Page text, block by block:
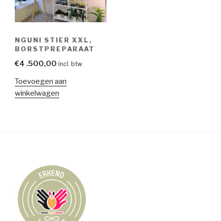
NGUNI STIER XXL,
BORSTPREPARAAT
€4 .500,00 incl. btw
Toevoegen aan
winkelwagen